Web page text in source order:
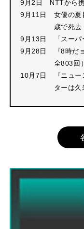
9月2日
NTTから
9月11日
女優の夏
歳で死去
9月13日
「スー
9月28日
『8時だ
全803回）
10月7日
『ニュ
ターは久